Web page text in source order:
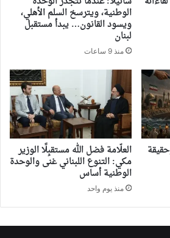
الوطنية، ويترسخ السلم الأهلي،
ويسود القانون… يبدأ مستقبل
لبنان
منذ 9 ساعات
العلّامة فضل الله مستقبِلًا الوزير
مكي: التنوع اللبناني غنى والوحدة
الوطنية أساس
منذ يوم واحد